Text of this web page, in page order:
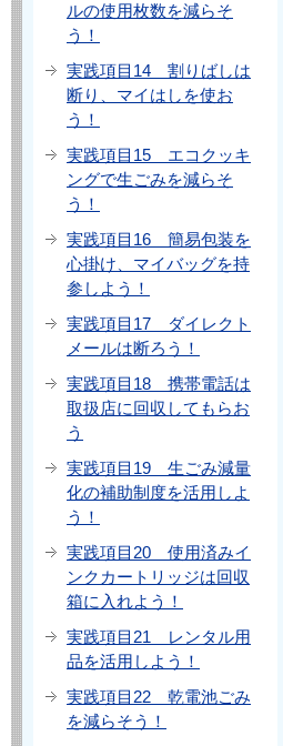
ルの使用枚数を減らそ
う！
実践項目14 割りばしは
断り、マイはしを使お
う！
実践項目15 エコクッキ
ングで生ごみを減らそ
う！
実践項目16 簡易包装を
心掛け、マイバッグを持
参しよう！
実践項目17 ダイレクト
メールは断ろう！
実践項目18 携帯電話は
取扱店に回収してもらお
う
実践項目19 生ごみ減量
化の補助制度を活用しよ
う！
実践項目20 使用済みイ
ンクカートリッジは回収
箱に入れよう！
実践項目21 レンタル用
品を活用しよう！
実践項目22 乾電池ごみ
を減らそう！